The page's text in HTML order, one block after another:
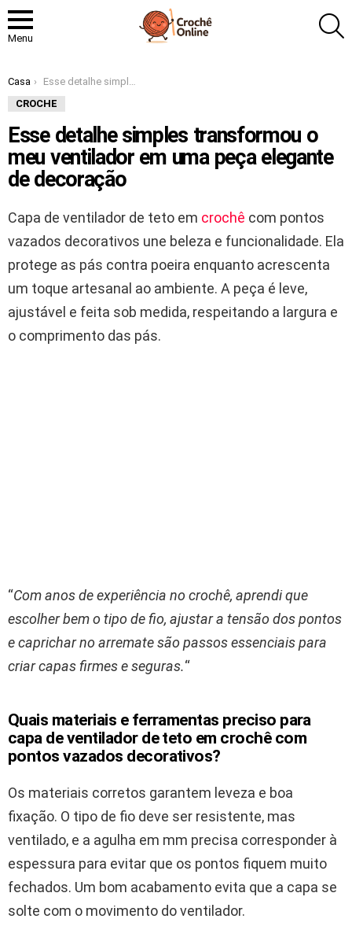
Menu
Você está aqui:
Casa
Esse detalhe simples transformou o meu ventilador em uma peça elegante de decoração
CROCHE
Esse detalhe simples transformou o
meu ventilador em uma peça elegante
de decoração
Capa de ventilador de teto em crochê com pontos
vazados decorativos une beleza e funcionalidade. Ela
protege as pás contra poeira enquanto acrescenta
um toque artesanal ao ambiente. A peça é leve,
ajustável e feita sob medida, respeitando a largura e
o comprimento das pás.
“Com anos de experiência no crochê, aprendi que
escolher bem o tipo de fio, ajustar a tensão dos pontos
e caprichar no arremate são passos essenciais para
criar capas firmes e seguras.“
Quais materiais e ferramentas preciso para
capa de ventilador de teto em crochê com
pontos vazados decorativos?
Os materiais corretos garantem leveza e boa
fixação. O tipo de fio deve ser resistente, mas
ventilado, e a agulha em mm precisa corresponder à
espessura para evitar que os pontos fiquem muito
fechados. Um bom acabamento evita que a capa se
solte com o movimento do ventilador.